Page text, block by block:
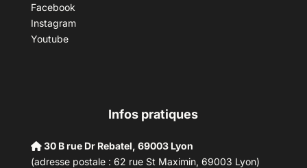
Facebook
Instagram
Youtube
Infos pratiques
30 B rue Dr Rebatel, 69003 Lyon
(adresse postale : 62 rue St Maximin, 69003 Lyon)